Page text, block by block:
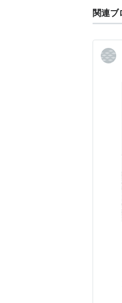
リスト
主な有名
村田
関連ブ